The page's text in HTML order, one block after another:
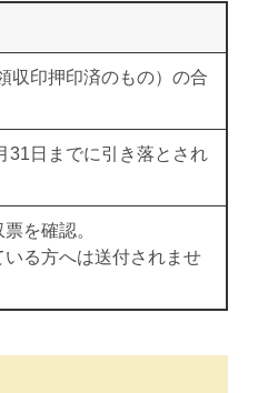
収印押印済のもの）の合
31日までに引き落とされ
を確認。
る方へは送付されませ